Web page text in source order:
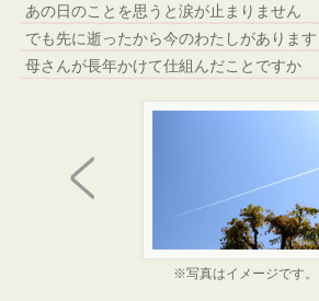
あの日のことを思うと涙が止まりません
でも先に逝ったから今のわたしがあります
母さんが長年かけて仕組んだことですか
※写真はイメージです。